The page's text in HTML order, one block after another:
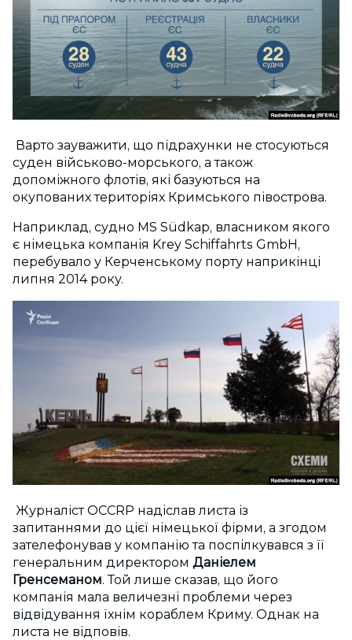
Варто зауважити, що підрахунки не стосуються
суден військово-морського, а також
допоміжного флотів, які базуються на
окупованих територіях Кримського півострова.
Наприклад, судно MS Südkap, власником якого
є німецька компанія Krey Schiffahrts GmbH,
перебувало у Керченському порту наприкінці
липня 2014 року.
Журналіст OCCRP надіслав листа із
запитаннями до цієї німецької фірми, а згодом
зателефонував у компанію та поспілкувався з її
генеральним директором Даніелем
Гренсеманом. Той лише сказав, що його
компанія мала величезні проблеми через
відвідування їхнім кораблем Криму. Однак на
листа не відповів.